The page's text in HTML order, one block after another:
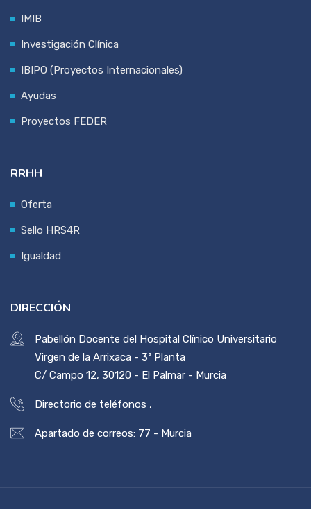
IMIB
Investigación Clínica
IBIPO (Proyectos Internacionales)
Ayudas
Proyectos FEDER
RRHH
Oferta
Sello HRS4R
Igualdad
DIRECCIÓN
Pabellón Docente del Hospital Clínico Universitario
Virgen de la Arrixaca - 3ª Planta
C/ Campo 12, 30120 - El Palmar - Murcia
Directorio de teléfonos ,
Apartado de correos: 77 - Murcia